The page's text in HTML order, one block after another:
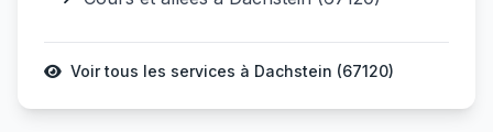
Voir tous les services à Dachstein (67120)